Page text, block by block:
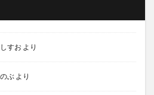
しすお より
のぶ より